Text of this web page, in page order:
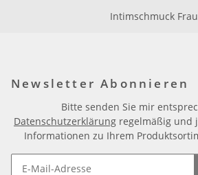
Intimschmuck Frau
Newsletter Abonnieren
Bitte senden Sie mir
Datenschutzerklärung regelmäßig und
Informationen zu Ihrem